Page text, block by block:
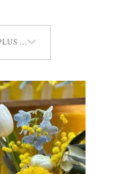
TRI DU PLUS RÉCENT AU PLUS ANCIEN